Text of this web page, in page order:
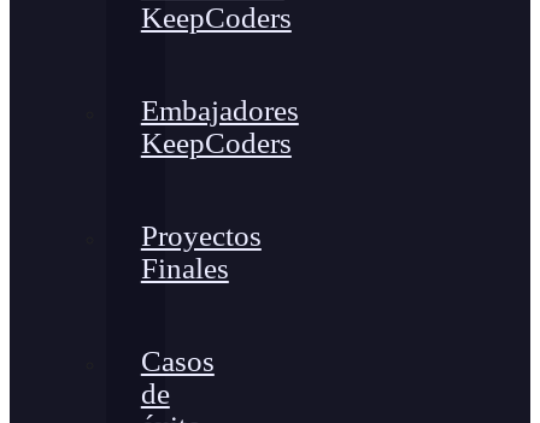
KeepCoders
Embajadores
KeepCoders
Proyectos
Finales
Casos
de